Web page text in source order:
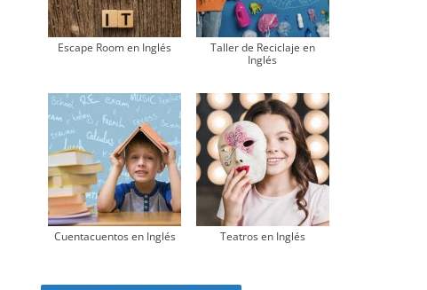
Escape Room en Inglés
Taller de Reciclaje en
Inglés
Cuentacuentos en Inglés Teatros en Inglés